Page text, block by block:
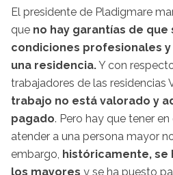
El presidente de Pladigmare
que no hay garantías de que
condiciones profesionales
una residencia.Y con
trabajadores de las residencias
trabajo no está valorado y
pagado. Pero hay que tener
atender a una persona mayor
embargo, históricamente, se
los mayores y se ha puesto